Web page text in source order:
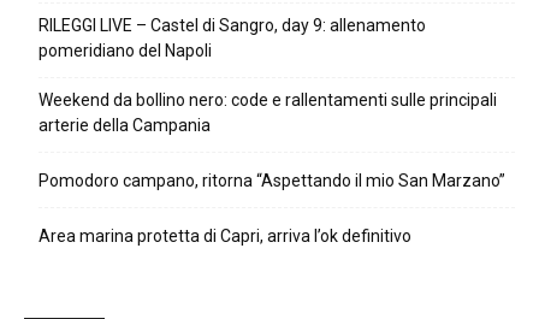
RILEGGI LIVE – Castel di Sangro, day 9: allenamento
pomeridiano del Napoli
Weekend da bollino nero: code e rallentamenti sulle principali
arterie della Campania
Pomodoro campano, ritorna “Aspettando il mio San Marzano”
Area marina protetta di Capri, arriva l’ok definitivo